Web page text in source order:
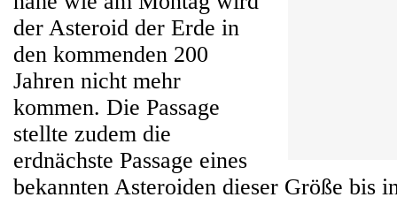
der Asteroid der Erde in
den kommenden 200
Jahren nicht mehr
kommen. Die Passage
stellte zudem die
erdnächste Passage eines
bekannten Asteroiden dieser Größe bis